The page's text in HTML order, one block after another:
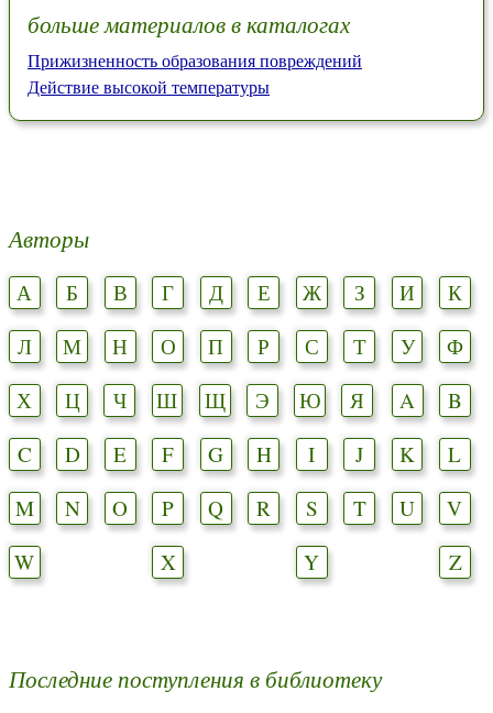
больше материалов в каталогах
Прижизненность образования повреждений
Действие высокой температуры
Авторы
А Б В Г Д Е Ж З И
К
Л
М Н О П Р С Т У
Ф
Х
Ц Ч Ш Щ Э Ю Я A
B
C
D E F G H I J K
L
M
N O P Q R S T U
V
W
X Y Z
Последние поступления в библиотеку